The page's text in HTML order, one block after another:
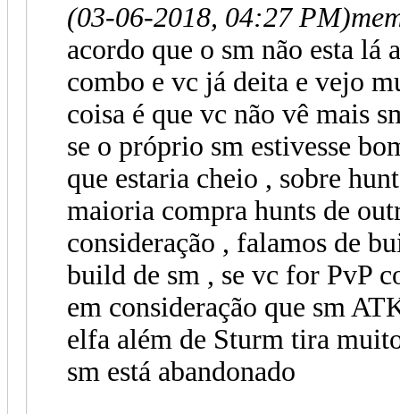
(03-06-2018, 04:27 PM)
acordo que o sm não esta lá
combo e vc já deita e vejo
coisa é que vc não vê mais
se o próprio sm estivesse
que estaria cheio , sobre
maioria compra hunts de
consideração , falamos de
build de sm , se vc for PvP
em consideração que sm
elfa além de Sturm tira
sm está abandonado